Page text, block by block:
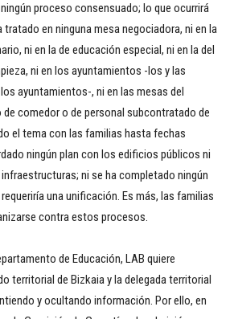
proceso consensuado; lo que ocurrirá
en ninguna mesa negociadora, ni en la
ni en la de educación especial, ni en la del
ni en los ayuntamientos -los y las
ayuntamientos-, ni en las mesas del
comedor o de personal subcontratado de
el tema con las familias hasta fechas
ningún plan con los edificios públicos ni
ni se ha completado ningún
una unificación. Es más, las familias
contra estos procesos.
de Educación, LAB quiere
territorial de Bizkaia y la delegada territorial
y ocultando información. Por ello, en